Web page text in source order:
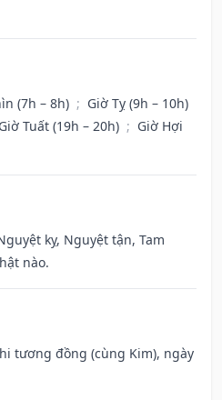
(7h – 8h) ; Giờ Tỵ (9h – 10h)
Giờ Tuất (19h – 20h) ; Giờ Hợi
kỵ, Nguyệt tận, Tam
nào.
tương đồng (cùng Kim), ngày